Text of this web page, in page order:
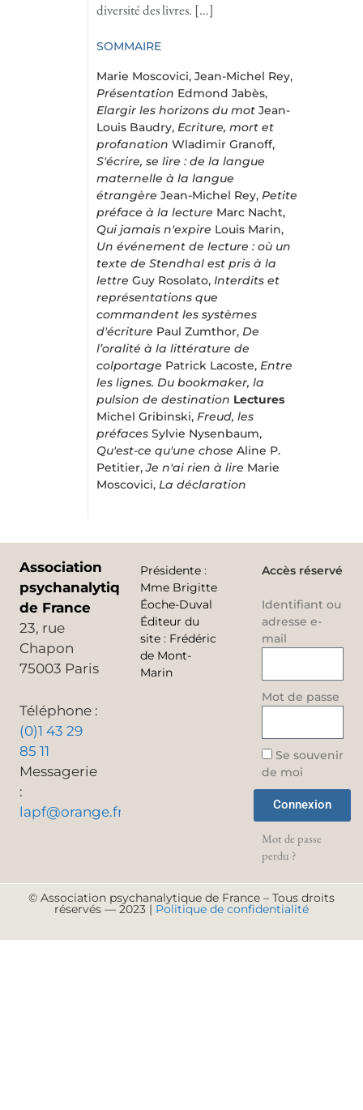
diversité des livres. […]
SOMMAIRE
Marie Moscovici, Jean-Michel Rey,
Présentation Edmond Jabès,
Elargir les horizons du mot Jean-
Louis Baudry, Ecriture, mort et
profanation Wladimir Granoff,
S'écrire, se lire : de la langue
maternelle à la langue
étrangère Jean-Michel Rey, Petite
préface à la lecture Marc Nacht,
Qui jamais n'expire Louis Marin,
Un événement de lecture : où un
texte de Sten­dhal est pris à la
lettre Guy Rosolato, Interdits et
représentations que
commandent les systèmes
d'écriture Paul Zumthor, De
l’oralité à la littérature de
colportage Patrick Lacoste, Entre
les lignes. Du bookmaker, la
pulsion de destination Lectures
Michel Gribinski, Freud, les
préfaces Sylvie Nysenbaum,
Qu'est-ce qu'une chose Aline P.
Petitier,Je n'ai rien à lire Marie
Moscovici, La déclaration
Association
psychanalytique
de France
23, rue
Chapon
75003 Paris
Téléphone :
(0)1 43 29
85 11
Messagerie
:
lapf@orange.fr
Présidente :
Mme Brigitte
Éoche-Duval
Éditeur du
site : Frédéric
de Mont-
Marin
Accès réservé
Identifiant ou
adresse e-
mail
Mot de passe
Se souvenir
de moi
Connexion
Mot de passe
perdu ?
© Association psychanalytique de France – Tous droits
réservés — 2023 | Politique de confidentialité